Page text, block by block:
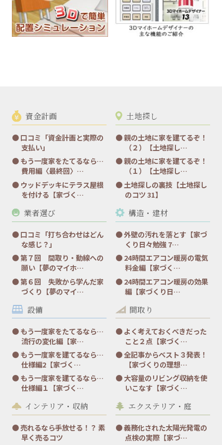
資金計画
口コミ「資金計画と実際の
支払い」
もう一度家をたてるなら…
費用編〈最終回〉…
ウッドデッキにテラス屋根
を付ける【家づく…
土地探し
親の土地に家を建てるぞ！
（２）【土地探し…
親の土地に家を建てるぞ！
（１）【土地探し…
土地探しの裏技【土地探し
のコツ 31】
業者選び
口コミ「打ち合わせはどん
な感じ？」
第７回 間取り・動線への
願い【夢のマイホ…
第６回 失敗から学んだ家
づくり【夢のマイ…
構造・建材
外壁の汚れを落とす【家づ
くり日々勉強 7…
24時間エアコン暖房の電気
料金編【家づく…
24時間エアコン暖房の効果
編【家づくり日…
設備
もう一度家をたてるなら…
流行の変化編【家…
もう一度家を建てるなら…
仕様編2【家づく…
もう一度家を建てるなら…
仕様編１【家づく…
間取り
よく考えておくべきだった
こと２点【家づく…
全記事からベスト３発表！
【家づくりの理想…
大容量のリビング収納を使
いこなす【家づく…
インテリア・収納
売れるなら手放せる！？ 素
早く売るコツ
エクステリア・庭
義務化された太陽光発電の
点検の実際【家づ…